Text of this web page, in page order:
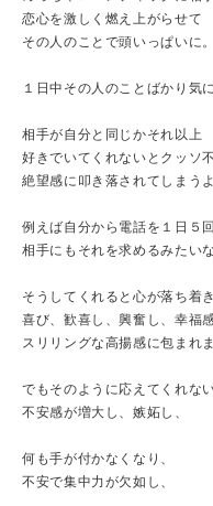
恋心を激しく燃え上がらせて
その人のことで頭いっぱいに。
１日中その人のことばかり気
相手が自分と同じかそれ以上
好きでいてくれないとクッソ
絶望感に叩き落されてしまう
例えば自分から電話を１日５
相手にもそれを求めるみたいな
そうしてくれると心が落ち着き
喜び、歓喜し、興奮し、幸福感
スリリングな高揚感に包まれま
でもそのように応えてくれな
不安感が増大し、嫉妬し、
何も手が付かなくなり、
不安で集中力が欠如し、